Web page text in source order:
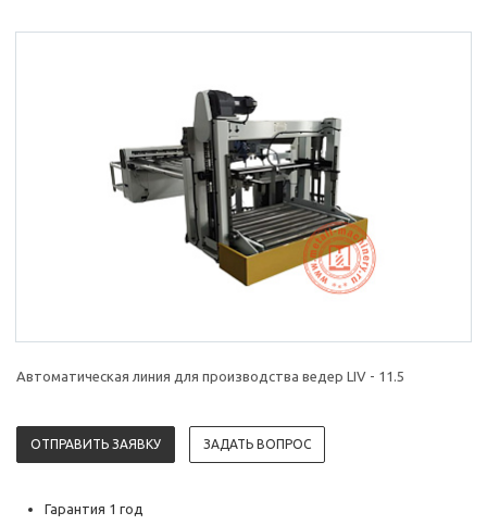
Автоматическая линия для производства ведер LIV - 11.5
ОТПРАВИТЬ ЗАЯВКУ ЗАДАТЬ ВОПРОС
Гарантия 1 год